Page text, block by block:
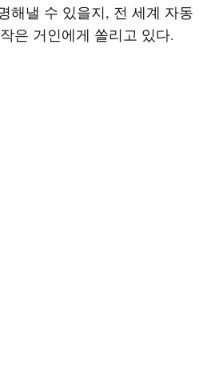
해낼 수 있을지, 전 세계 자동
은 거인에게 쏠리고 있다.